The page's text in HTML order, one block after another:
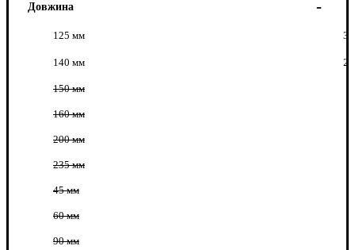
Довжина
125 мм 3
140 мм 2
150 мм
160 мм
200 мм
235 мм
45 мм
60 мм
90 мм